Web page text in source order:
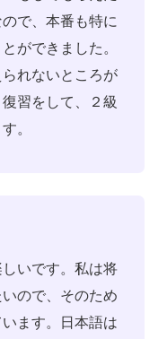
で、本番も特に
ができました。
れないところが
習をして、２級
。
いです。私は将
ので、そのため
ます。日本語は